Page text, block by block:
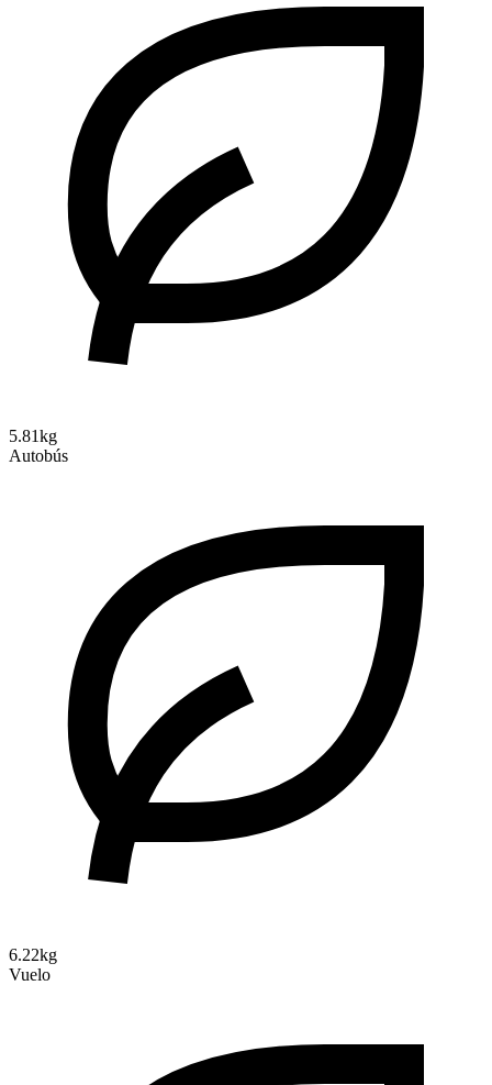
5.81kg
Autobús
6.22kg
Vuelo